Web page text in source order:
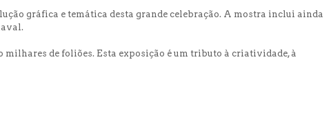
gráfica e temática desta grande celebração. A mostra inclui ainda
de foliões. Esta exposição é um tributo à criatividade, à